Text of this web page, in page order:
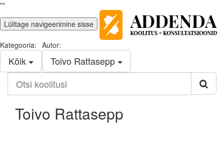
""
Lülitage navigeerimine sisse
Kategooria:
Kõik
Autor:
Toivo Rattasepp
koolitusi
Toivo Rattasepp